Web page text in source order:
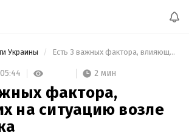
Украины Есть 3 важных фактора, влияющих на ситуацию возле Покровска
05:44 2 мин
фактора,
на ситуацию возле